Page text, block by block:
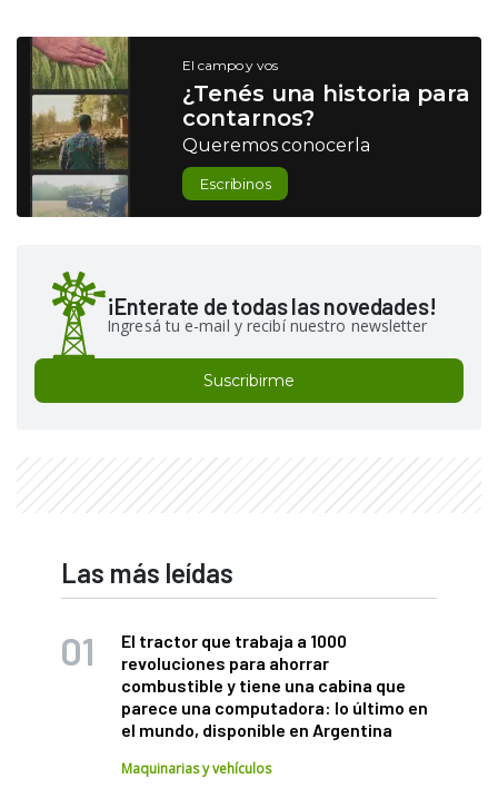
El campo y vos
¿Tenés una historia para
contarnos?
Queremos conocerla
Escribinos
¡Enterate de todas las novedades!
Ingresá tu e-mail y recibí nuestro newsletter
Suscribirme
Las más leídas
El tractor que trabaja a 1000
revoluciones para ahorrar
combustible y tiene una cabina que
parece una computadora: lo último en
el mundo, disponible en Argentina
Maquinarias y vehículos